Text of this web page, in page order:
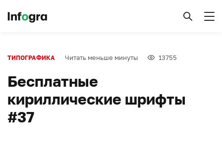
ТИПОГРАФИКА Читать меньше минуты 13755
Бесплатные
кириллические шрифты
#37